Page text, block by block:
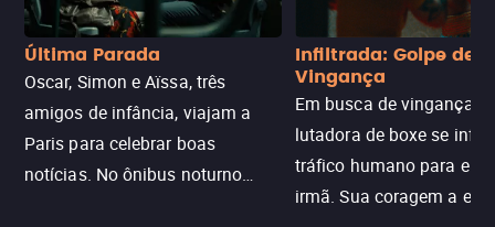
Última Parada
Oscar, Simon e Aïssa, três
amigos de infância, viajam a
Paris para celebrar boas
notícias. No ônibus noturno
Infiltrada: Golpe de
Vingança
Em busca de vingança,
lutadora de boxe se
tráfico humano para
irmã. Sua coragem a